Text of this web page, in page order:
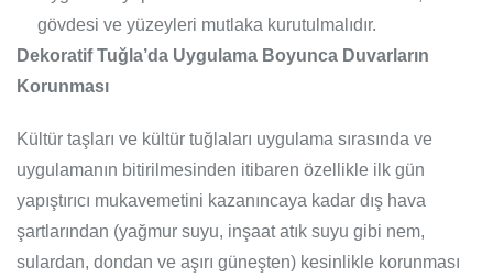
gövdesi ve yüzeyleri mutlaka kurutulmalıdır.
Dekoratif Tuğla’da Uygulama Boyunca Duvarların
Korunması
Kültür taşları ve kültür tuğlaları uygulama sırasında ve
uygulamanın bitirilmesinden itibaren özellikle ilk gün
yapıştırıcı mukavemetini kazanıncaya kadar dış hava
şartlarından (yağmur suyu, inşaat atık suyu gibi nem,
sulardan, dondan ve aşırı güneşten) kesinlikle korunması